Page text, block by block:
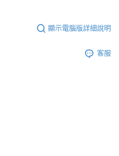
顯示電腦版詳細說明
客服